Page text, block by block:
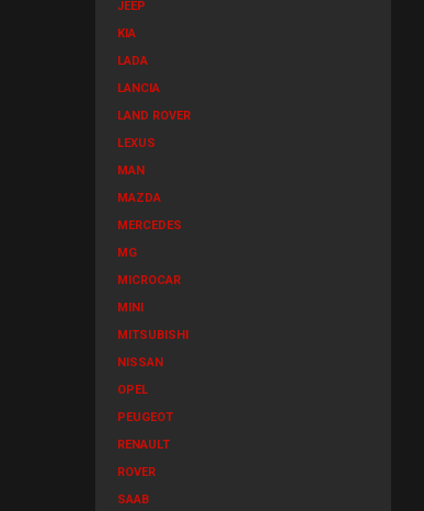
JEEP
KIA
LADA
LANCIA
LAND ROVER
LEXUS
MAN
MAZDA
MERCEDES
MG
MICROCAR
MINI
MITSUBISHI
NISSAN
OPEL
PEUGEOT
RENAULT
ROVER
SAAB